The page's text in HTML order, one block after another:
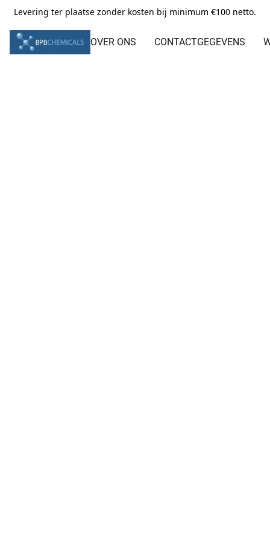
Levering ter plaatse zonder kosten bij minimum €100 netto.
OVER ONS CONTACTGEGEVENS